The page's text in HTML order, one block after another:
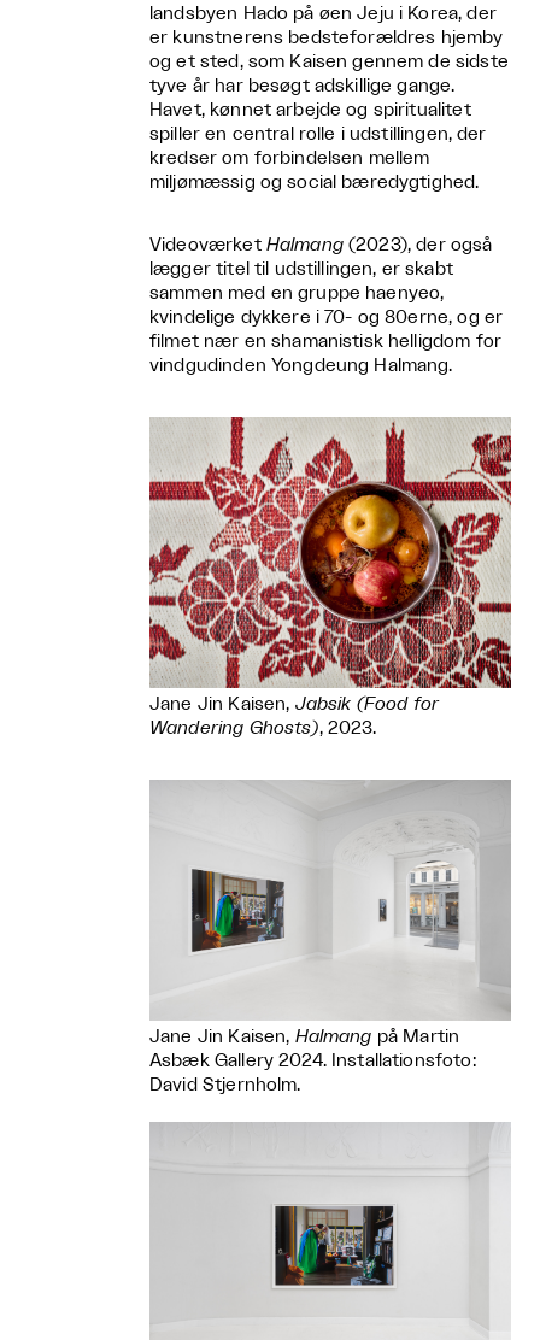
landsbyen Hado på øen Jeju i Korea, der
er kunstnerens bedsteforældres hjemby
og et sted, som Kaisen gennem de sidste
tyve år har besøgt adskillige gange.
Havet, kønnet arbejde og spiritualitet
spiller en central rolle i udstillingen, der
kredser om forbindelsen mellem
miljømæssig og social bæredygtighed.
Videoværket Halmang(2023), der også
lægger titel til udstillingen, er skabt
sammen med en gruppe haenyeo,
kvindelige dykkere i 70- og 80erne, og er
filmet nær en shamanistisk helligdom for
vindgudinden Yongdeung Halmang.
Jane Jin Kaisen, Jabsik (Food for
Wandering Ghosts), 2023.
Jane Jin Kaisen, Halmang på Martin
Asbæk Gallery 2024. Installationsfoto:
David Stjernholm.